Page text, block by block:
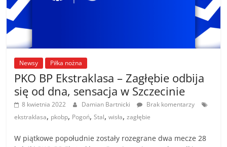
Newsy Piłka nożna
PKO BP Ekstraklasa – Zagłębie odbija
się od dna, sensacja w Szczecinie
8 kwietnia 2022 Damian Bartnicki
Brak komentarzy
ekstraklasa, pkobp, Pogoń,Stal,wisła,zagłębie
W piątkowe popołudnie zostały rozegrane dwa mecze 28